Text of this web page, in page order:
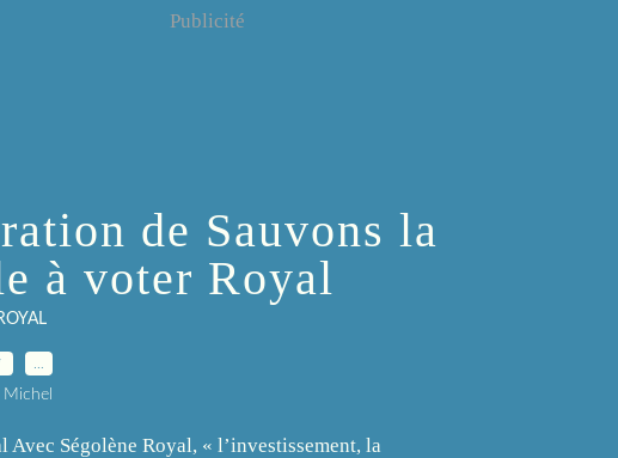
Publicité
de Sauvons la
à voter Royal
Michel
Ségolène Royal, « l’investissement, la